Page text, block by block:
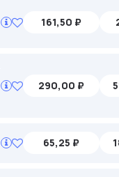
161,50 ₽
290,00 ₽
65,25 ₽